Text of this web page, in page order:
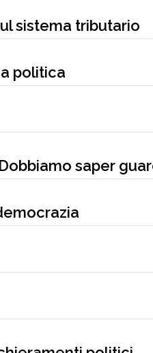
sistema tributario
politica
saper